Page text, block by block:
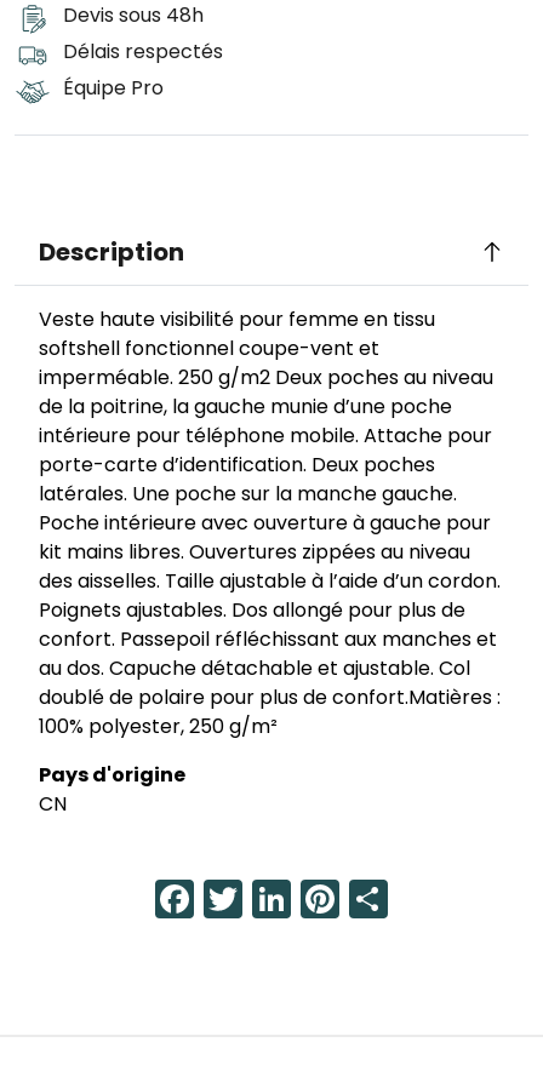
Devis sous 48h
Délais respectés
Équipe Pro
Description
Veste haute visibilité pour femme en tissu
softshell fonctionnel coupe-vent et
imperméable. 250 g/m2 Deux poches au niveau
de la poitrine, la gauche munie d’une poche
intérieure pour téléphone mobile. Attache pour
porte-carte d’identification. Deux poches
latérales. Une poche sur la manche gauche.
Poche intérieure avec ouverture à gauche pour
kit mains libres. Ouvertures zippées au niveau
des aisselles. Taille ajustable à l’aide d’un cordon.
Poignets ajustables. Dos allongé pour plus de
confort. Passepoil réfléchissant aux manches et
au dos. Capuche détachable et ajustable. Col
doublé de polaire pour plus de confort.Matières :
100% polyester, 250 g/m²
Pays d'origine
CN
Facebook
Twitter
LinkedIn
Pinterest